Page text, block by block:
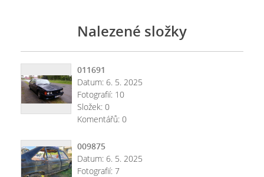
Nalezené složky
011691
Datum: 6. 5. 2025
Fotografií: 10
Složek: 0
Komentářů: 0
009875
Datum: 6. 5. 2025
Fotografií: 7